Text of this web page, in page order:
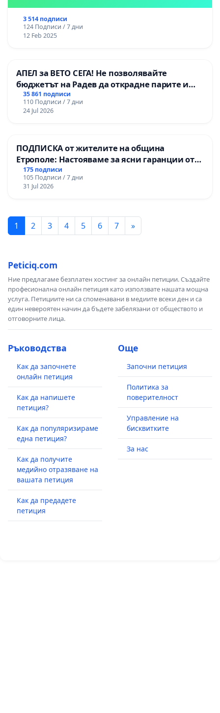
3 514 подписи
124 Подписи / 7 дни
12 Feb 2025
АПЕЛ за ВЕТО СЕГА! Не позволявайте
бюджетът на Радев да открадне парите и
правата ни в тъмното
35 861 подписи
110 Подписи / 7 дни
24 Jul 2026
ПОДПИСКА от жителите на община
Етрополе: Настояваме за ясни гаранции от
“Елаците-МЕД” АД и от държавата, че ще се
изпълнят всички екологични норми!
175 подписи
105 Подписи / 7 дни
31 Jul 2026
1 2 3 4 5 6 7 »
Peticiq.com
Ние предлагаме безплатен хостинг за онлайн петиции. Създайте
професионална онлайн петиция като използвате нашата мощна
услуга. Петициите ни са споменавани в медиите всеки ден и са
един невероятен начин да бъдете забелязани от обществото и
отговорните лица.
Ръководства
Как да започнете
онлайн петиция
Как да напишете
петиция?
Как да популяризираме
една петиция?
Как да получите
медийно отразяване на
вашата петиция
Как да предадете
петиция
Още
Започни петиция
Политика за
поверителност
Управление на
бисквитките
За нас